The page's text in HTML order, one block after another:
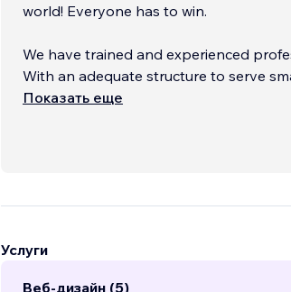
world! Everyone has to win.
We have trained and experienced
With an adequate structure to serve
needs, we apply technology to reduce
Показать еще
Услуги
Веб-дизайн (5)